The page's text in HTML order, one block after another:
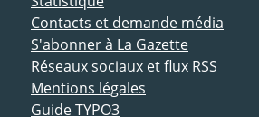
Contacts et demande média
S'abonner à La Gazette
Réseaux sociaux et flux RSS
Mentions légales
Guide TYPO3